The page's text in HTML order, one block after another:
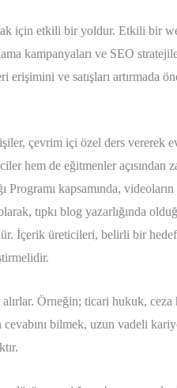
için etkili bir yoldur. Etkili bir
kampanyaları ve SEO
ve satışları artırmada
çevrim içi özel ders vererek
hem de eğitmenler açısından
kapsamında,
tıpkı blog yazarlığında
İçerik üreticileri, belirli bir
Örneğin; ticari hukuk,
bilmek, uzun vadeli